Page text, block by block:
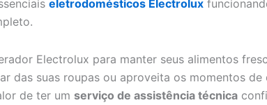
eletrodomésticos Electrolux
Electrolux para manter seus alimentos
das suas roupas ou aproveita os momentos de
de ter um serviço de assistência técnica